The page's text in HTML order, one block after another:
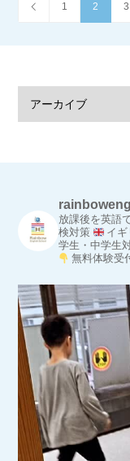
1 2 3
放課後を英語
検対策
イ
学生・中学生
無料体験受